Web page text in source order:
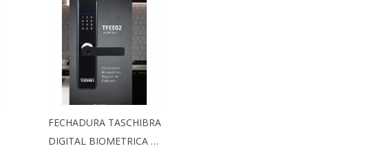
FECHADURA TASCHIBRA
DIGITAL BIOMETRICA …